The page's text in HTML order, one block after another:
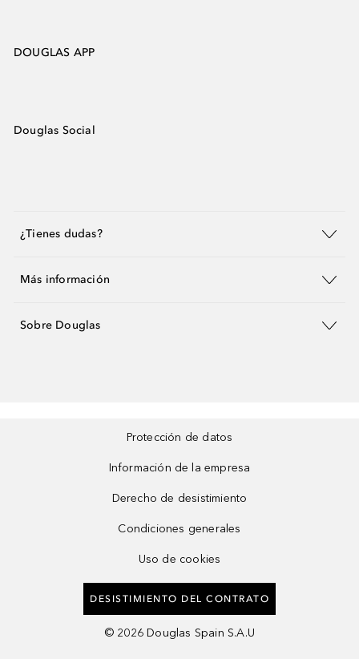
DOUGLAS APP
Douglas Social
¿Tienes dudas?
Más información
Sobre Douglas
Protección de datos
Información de la empresa
Derecho de desistimiento
Condiciones generales
Uso de cookies
DESISTIMIENTO DEL CONTRATO
© 2026 Douglas Spain S.A.U